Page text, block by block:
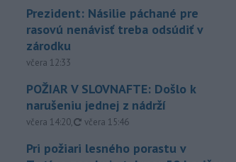
Prezident: Násilie páchané pre
rasovú nenávisť treba odsúdiť v
zárodku
včera 12:33
POŽIAR V SLOVNAFTE: Došlo k
narušeniu jednej z nádrží
včera 14:20, aktualizované
včera 15:46
Pri požiari lesného porastu v